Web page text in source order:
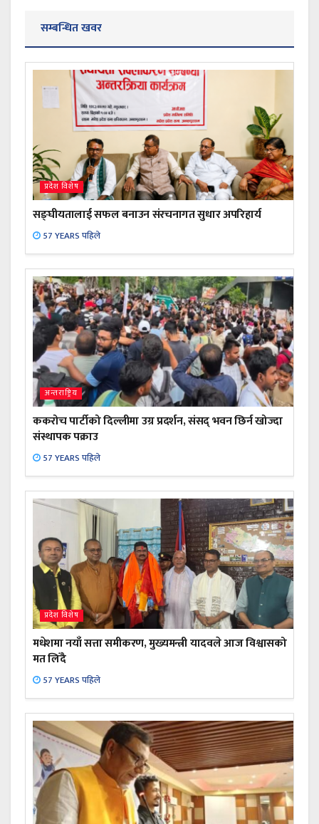
सम्बन्धित खवर
प्रदेश विशेष
सङ्घीयतालाई सफल बनाउन संरचनागत सुधार अपरिहार्य
57 YEARS पहिले
अन्तराष्ट्रिय
ककरोच पार्टीको दिल्लीमा उग्र प्रदर्शन, संसद् भवन छिर्न खोज्दा
संस्थापक पक्राउ
57 YEARS पहिले
प्रदेश विशेष
मधेशमा नयाँ सत्ता समीकरण, मुख्यमन्त्री यादवले आज विश्वासको
मत लिँदै
57 YEARS पहिले